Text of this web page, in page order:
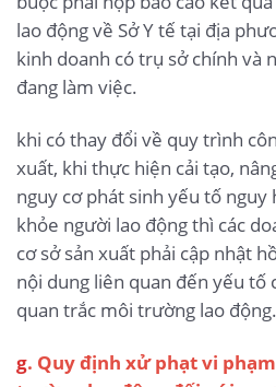
lao động về Sở Y tế tại địa
kinh doanh có trụ sở chính và
đang làm việc.
khi có thay đổi về quy trình
xuất, khi thực hiện cải tạo,
nguy cơ phát sinh yếu tố nguy
khỏe người lao động thì các
cơ sở sản xuất phải cập nhật
nội dung liên quan đến yếu tố
quan trắc môi trường lao động.
g. Quy định xử phạt vi